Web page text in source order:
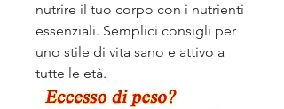
nutrire il tuo corpo con i nutrienti
essenziali. Semplici consigli per
uno stile di vita sano e attivo a
tutte le età.